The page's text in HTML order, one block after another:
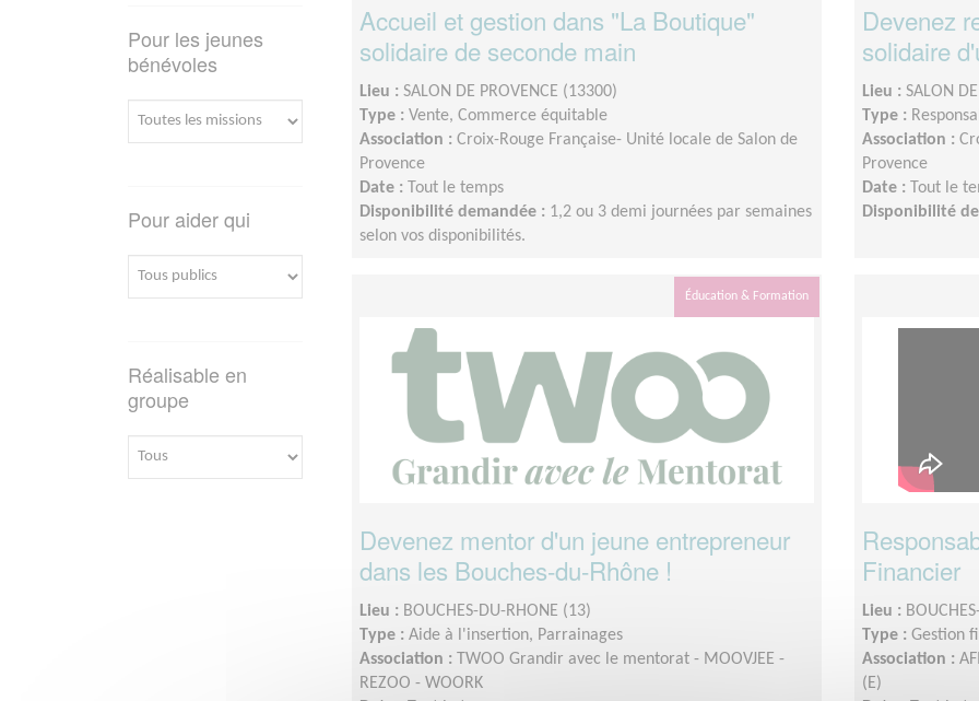
Pour les jeunes
bénévoles
Pour aider qui
Réalisable en
groupe
Accueil et gestion dans "La Boutique"
solidaire de seconde main
Lieu : SALON DE PROVENCE (13300)
Type : Vente, Commerce équitable
Association : Croix-Rouge Française- Unité locale de Salon de
Provence
Date : Tout le temps
Disponibilité demandée : 1,2 ou 3 demi journées par semaines
selon vos disponibilités.
Devenez
solidaire
Lieu : SALON
Type :
Association :
Provence
Date : Tout le
Disponibilité
Éducation & Formation
Devenez mentor d'un jeune entrepreneur
dans les Bouches-du-Rhône !
Lieu : BOUCHES-DU-RHONE (13)
Type : Aide à l'insertion, Parrainages
Association : TWOO Grandir avec le mentorat - MOOVJEE -
REZOO - WOORK
Financier
Lieu :
Type : Gestion
Association :
(E)